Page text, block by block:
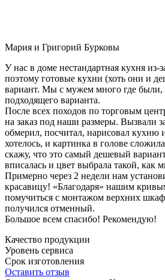
Мария и Григорий Бурковы
У нас в доме нестандартная кухня из-
поэтому готовые кухни (хоть они и
вариант. Мы с мужем много где
подходящего варианта.
После всех походов по торговым
на заказ под наши размеры. Вызвали
обмерил, посчитал, нарисовал кухню
хотелось, и картинка в голове
скажу, что это самый дешевый
вписалась и цвет выбрала такой, как
Примерно через 2 недели нам
красавицу! «Благодаря» нашим
помучиться с монтажом верхних
получился отменный.
Большое всем спасибо! Рекомендую!
Качество продукции
Уровень сервиса
Срок изготовления
Оставить отзыв